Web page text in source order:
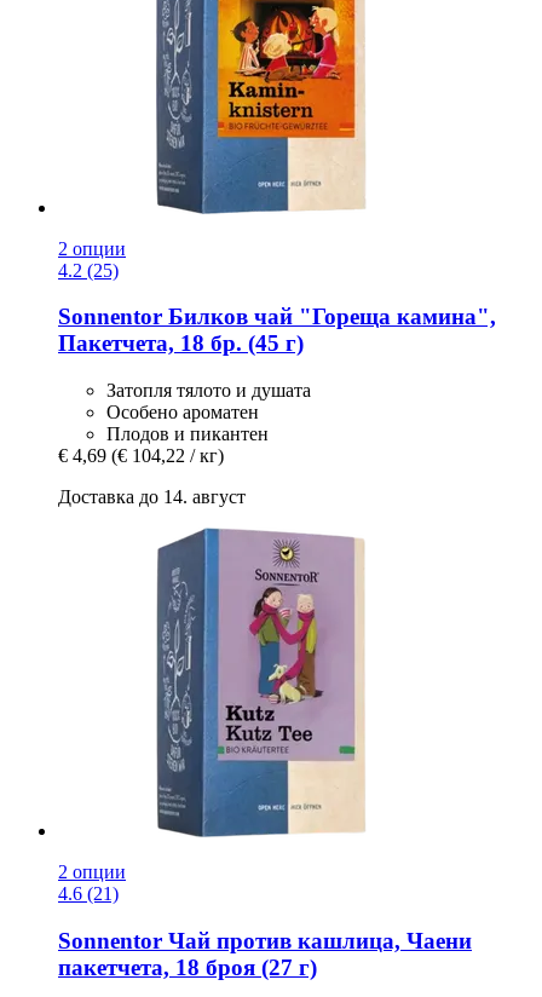
2 опции
4.2 (25)
Sonnentor Билков чай "Гореща камина",
Пакетчета, 18 бр. (45 г)
Затопля тялото и душата
Особено ароматен
Плодов и пикантен
€ 4,69 (€ 104,22 / кг)
Доставка до 14. август
2 опции
4.6 (21)
Sonnentor Чай против кашлица, Чаени
пакетчета, 18 броя (27 г)